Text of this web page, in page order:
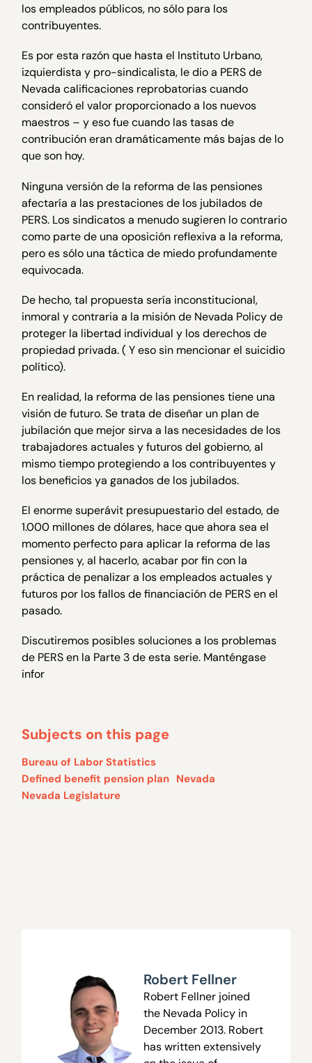
los empleados públicos, no sólo para los
contribuyentes.
Es por esta razón que hasta el Instituto Urbano,
izquierdista y pro-sindicalista, le dio a PERS de
Nevada calificaciones reprobatorias cuando
consideró el valor proporcionado a los nuevos
maestros – y eso fue cuando las tasas de
contribución eran dramáticamente más bajas de lo
que son hoy.
Ninguna versión de la reforma de las pensiones
afectaría a las prestaciones de los jubilados de
PERS. Los sindicatos a menudo sugieren lo contrario
como parte de una oposición reflexiva a la reforma,
pero es sólo una táctica de miedo profundamente
equivocada.
De hecho, tal propuesta sería inconstitucional,
inmoral y contraria a la misión de Nevada Policy de
proteger la libertad individual y los derechos de
propiedad privada. ( Y eso sin mencionar el suicidio
político).
En realidad, la reforma de las pensiones tiene una
visión de futuro. Se trata de diseñar un plan de
jubilación que mejor sirva a las necesidades de los
trabajadores actuales y futuros del gobierno, al
mismo tiempo protegiendo a los contribuyentes y
los beneficios ya ganados de los jubilados.
El enorme superávit presupuestario del estado, de
1.000 millones de dólares, hace que ahora sea el
momento perfecto para aplicar la reforma de las
pensiones y, al hacerlo, acabar por fin con la
práctica de penalizar a los empleados actuales y
futuros por los fallos de financiación de PERS en el
pasado.
Discutiremos posibles soluciones a los problemas
de PERS en la Parte 3 de esta serie. Manténgase
infor
Subjects on this page
Bureau of Labor Statistics
Defined benefit pension plan Nevada
Nevada Legislature
Robert Fellner
Robert Fellner joined
the Nevada Policy in
December 2013. Robert
has written extensively